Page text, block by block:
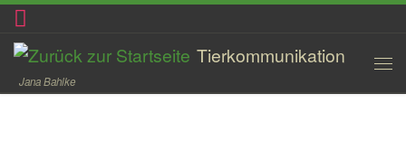
Zum Inhalt springen
Tierkommunikation
Jana Bahlke